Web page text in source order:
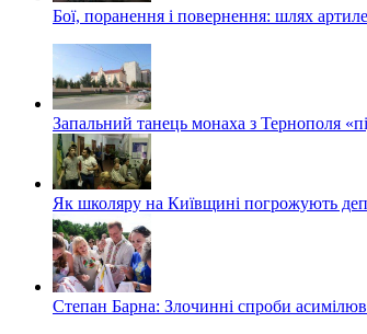
Бої, поранення і повернення: шлях
Запальний танець монаха з Тернополя
Як школяру на Київщині погрожують
Степан Барна: Злочинні спроби